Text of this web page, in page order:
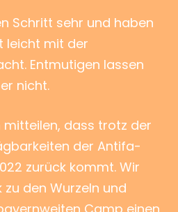
Schritt sehr und haben
leicht mit der
Entmutigen lassen
nicht.
mitteilen, dass trotz der
der Antifa-
zurück kommt. Wir
den Wurzeln und